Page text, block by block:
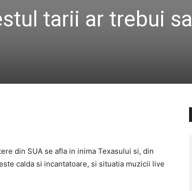
tarii ar trebui sa
din SUA se afla in inima Texasului si, din
calda si incantatoare, si situatia muzicii live